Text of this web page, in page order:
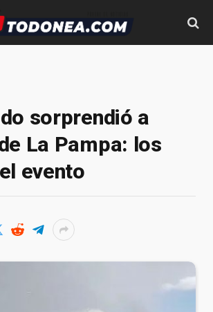
sorprendió a
La Pampa: los
evento